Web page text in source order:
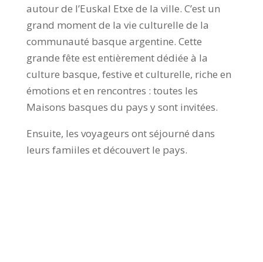
autour de l’Euskal Etxe de la ville. C’est un
grand moment de la vie culturelle de la
communauté basque argentine. Cette
grande fête est entièrement dédiée à la
culture basque, festive et culturelle, riche en
émotions et en rencontres : toutes les
Maisons basques du pays y sont invitées.
Ensuite, les voyageurs ont séjourné dans
leurs famiiles et découvert le pays.